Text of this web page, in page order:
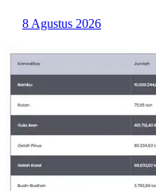
8 Agustus 2026